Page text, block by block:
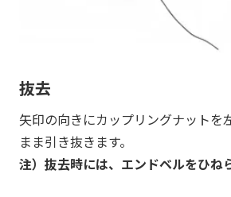
抜去
矢印の向きにカップリングナットを
まま引き抜きます。
注）抜去時には、エンドベルをひね